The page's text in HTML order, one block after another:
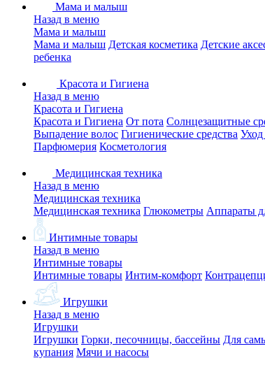
Мама и малыш
Назад в меню
Мама и малыш
Мама и малыш Детская косметика Детские
ребенка
Красота и Гигиена
Назад в меню
Красота и Гигиена
Красота и Гигиена От пота Солнцезащитные
Выпадение волос Гигиенические средства Уход
Парфюмерия Косметология
Медицинская техника
Назад в меню
Медицинская техника
Медицинская техника Глюкометры Аппараты
Интимные товары
Назад в меню
Интимные товары
Интимные товары Интим-комфорт
Игрушки
Назад в меню
Игрушки
Игрушки Горки, песочницы, бассейны Для
купания Мячи и насосы